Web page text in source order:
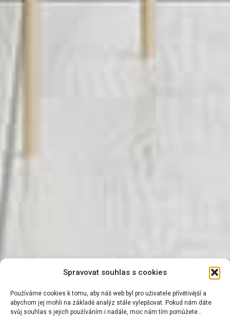
Spravovat souhlas s cookies
Používáme cookies k tomu, aby náš web byl pro uživatele přívětivější a
abychom jej mohli na základě analýz stále vylepšovat. Pokud nám dáte
svůj souhlas s jejich používáním i nadále, moc nám tím pomůžete...